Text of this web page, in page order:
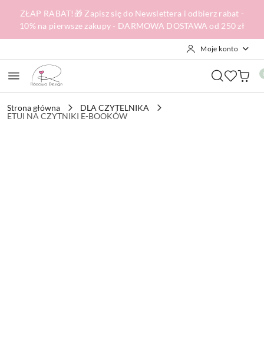
Przejdź do treści głównej
Przejdź do wyszukiwarki
Przejdź do moje konto
Przejdź do menu głównego
Przejdź do opisu produktu
Przejdź do stopki
ZŁAP RABAT!🎁 Zapisz się do Newslettera i odbierz rabat -
10% na pierwsze zakupy - DARMOWA DOSTAWA od 250 zł
Moje konto
Strona główna
DLA CZYTELNIKA
ETUI NA CZYTNIKI E-BOOKÓW